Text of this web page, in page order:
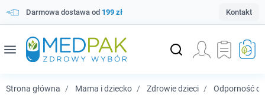
Darmowa dostawa od 199 zł Kontakt
menu
Strona główna Mama i dziecko Zdrowie dzieci Odporność